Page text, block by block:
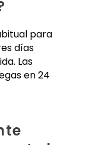
para
días
Las
en 24